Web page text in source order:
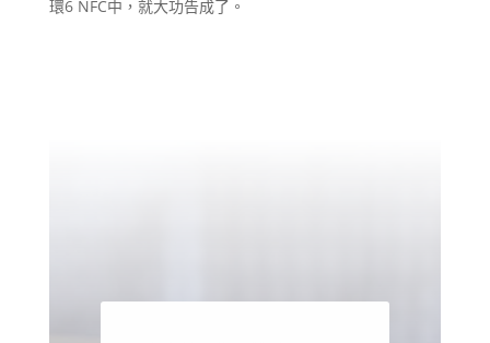
環6 NFC中，就大功告成了。